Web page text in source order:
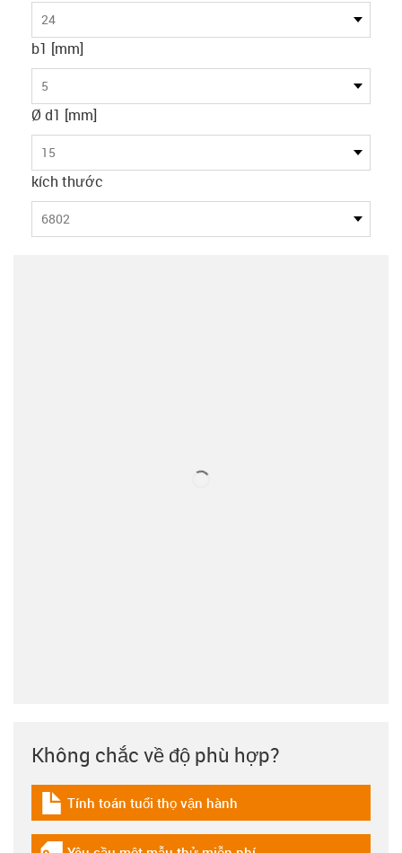
24
b1 [mm]
5
Ø d1 [mm]
15
kích thước
6802
Không chắc về độ phù hợp?
igus-icon-download-plan
Tính toán tuổi thọ vận hành